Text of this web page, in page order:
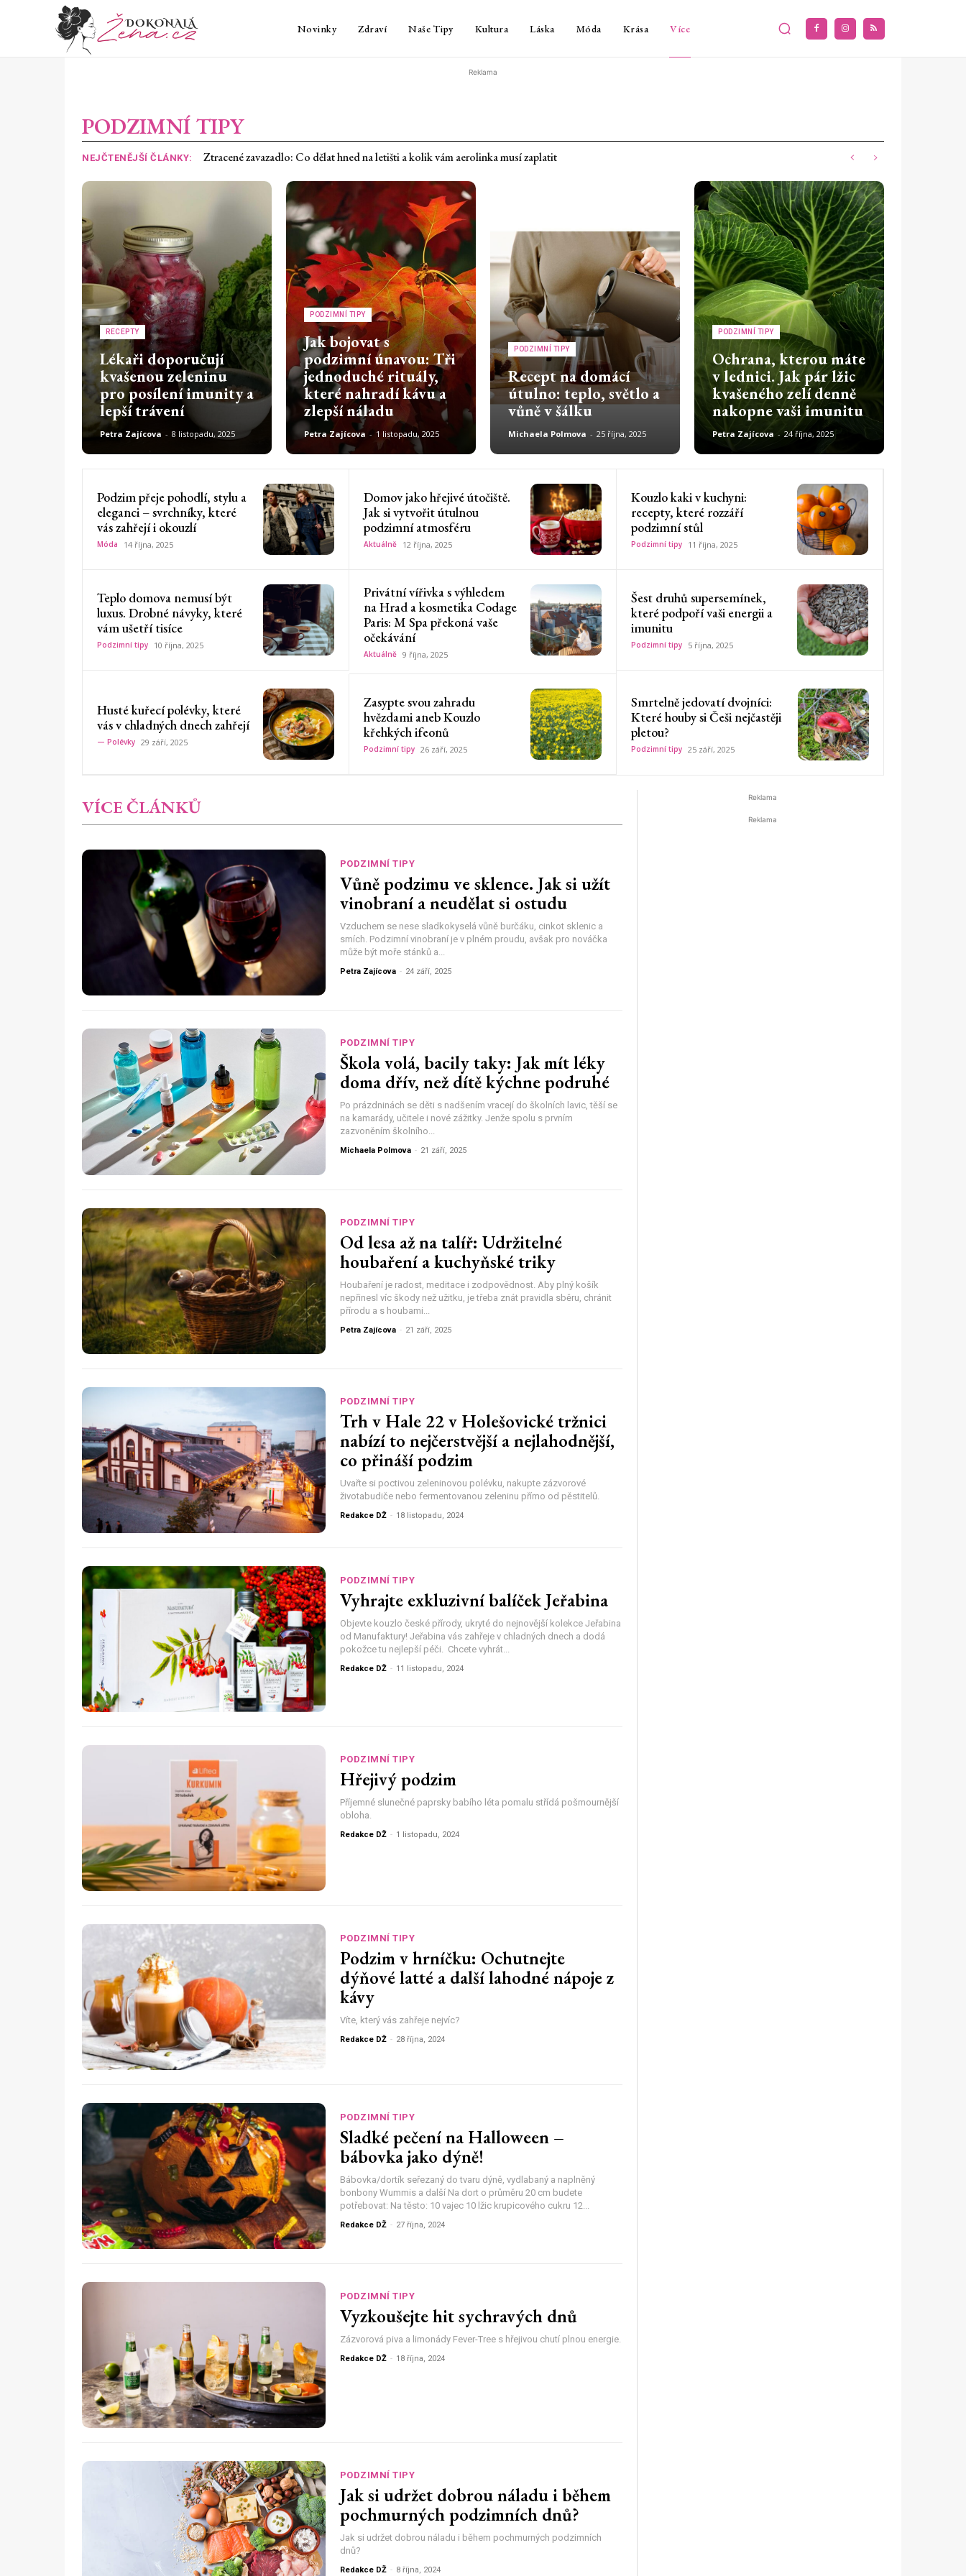
Novinky Zdraví Naše Tipy Kultura Láska Móda Krása Více
Reklama
PODZIMNÍ TIPY
NEJČTENĚJŠÍ ČLÁNKY:Ztracené zavazadlo: Co dělat hned na letišti a kolik vám aerolinka musí zaplatit
20 důkazů, že léto vymýšlel chlap. Jinak si některé věci neumíme vysvětlit – 1. díl
RECEPTY
Lékaři doporučují
kvašenou zeleninu
pro posílení imunity a
lepší trávení
Petra Zajícova - 8 listopadu, 2025
PODZIMNÍ TIPY
Jak bojovat s
podzimní únavou: Tři
jednoduché rituály,
které nahradí kávu a
zlepší náladu
Petra Zajícova - 1 listopadu, 2025
PODZIMNÍ TIPY
Recept na domácí
útulno: teplo, světlo a
vůně v šálku
Michaela Polmova - 25 října, 2025
PODZIMNÍ TIPY
Ochrana, kterou máte
v lednici. Jak pár lžic
kvašeného zelí denně
nakopne vaši imunitu
Petra Zajícova - 24 října, 2025
Podzim přeje pohodlí, stylu a
eleganci – svrchníky, které
vás zahřejí i okouzlí
Móda 14 října, 2025
Domov jako hřejivé útočiště.
Jak si vytvořit útulnou
podzimní atmosféru
Aktuálně 12 října, 2025
Kouzlo kaki v kuchyni:
recepty, které rozzáří
podzimní stůl
Podzimní tipy 11 října, 2025
Teplo domova nemusí být
luxus. Drobné návyky, které
vám ušetří tisíce
Podzimní tipy 10 října, 2025
Privátní vířivka s výhledem
na Hrad a kosmetika Codage
Paris: M Spa překoná vaše
očekávání
Aktuálně 9 října, 2025
Šest druhů supersemínek,
které podpoří vaši energii a
imunitu
Podzimní tipy 5 října, 2025
Husté kuřecí polévky, které
vás v chladných dnech zahřejí
— Polévky 29 září, 2025
Zasypte svou zahradu
hvězdami aneb Kouzlo
křehkých ifeonů
Podzimní tipy 26 září, 2025
Smrtelně jedovatí dvojníci:
Které houby si Češi nejčastěji
pletou?
Podzimní tipy 25 září, 2025
VÍCE ČLÁNKŮ
PODZIMNÍ TIPY
Vůně podzimu ve sklence. Jak si užít
vinobraní a neudělat si ostudu
Vzduchem se nese sladkokyselá vůně burčáku, cinkot sklenic a
smích. Podzimní vinobraní je v plném proudu, avšak pro nováčka
může být moře stánků a...
Petra Zajícova - 24 září, 2025
PODZIMNÍ TIPY
Škola volá, bacily taky: Jak mít léky
doma dřív, než dítě kýchne podruhé
Po prázdninách se děti s nadšením vracejí do školních lavic, těší se
na kamarády, učitele i nové zážitky. Jenže spolu s prvním
zazvoněním školního...
Michaela Polmova - 21 září, 2025
PODZIMNÍ TIPY
Od lesa až na talíř: Udržitelné
houbaření a kuchyňské triky
Houbaření je radost, meditace i zodpovědnost. Aby plný košík
nepřinesl víc škody než užitku, je třeba znát pravidla sběru, chránit
přírodu a s houbami...
Petra Zajícova - 21 září, 2025
PODZIMNÍ TIPY
Trh v Hale 22 v Holešovické tržnici
nabízí to nejčerstvější a nejlahodnější,
co přináší podzim
Uvařte si poctivou zeleninovou polévku, nakupte zázvorové
životabudiče nebo fermentovanou zeleninu přímo od pěstitelů.
Redakce DŽ - 18 listopadu, 2024
PODZIMNÍ TIPY
Vyhrajte exkluzivní balíček Jeřabina
Objevte kouzlo české přírody, ukryté do nejnovější kolekce Jeřabina
od Manufaktury! Jeřabina vás zahřeje v chladných dnech a dodá
pokožce tu nejlepší péči. Chcete vyhrát...
Redakce DŽ - 11 listopadu, 2024
PODZIMNÍ TIPY
Hřejivý podzim
Příjemné slunečné paprsky babího léta pomalu střídá pošmournější
obloha.
Redakce DŽ - 1 listopadu, 2024
PODZIMNÍ TIPY
Podzim v hrníčku: Ochutnejte
dýňové latté a další lahodné nápoje z
kávy
Víte, který vás zahřeje nejvíc?
Redakce DŽ - 28 října, 2024
PODZIMNÍ TIPY
Sladké pečení na Halloween –
bábovka jako dýně!
Bábovka/dortík seřezaný do tvaru dýně, vydlabaný a naplněný
bonbony Wummis a další Na dort o průměru 20 cm budete
potřebovat: Na těsto: 10 vajec 10 lžic krupicového cukru 12...
Redakce DŽ - 27 října, 2024
PODZIMNÍ TIPY
Vyzkoušejte hit sychravých dnů
Zázvorová piva a limonády Fever-Tree s hřejivou chutí plnou energie.
Redakce DŽ - 18 října, 2024
PODZIMNÍ TIPY
Jak si udržet dobrou náladu i během
pochmurných podzimních dnů?
Jak si udržet dobrou náladu i během pochmurných podzimních
dnů?
Redakce DŽ - 8 října, 2024
Reklama
Reklama